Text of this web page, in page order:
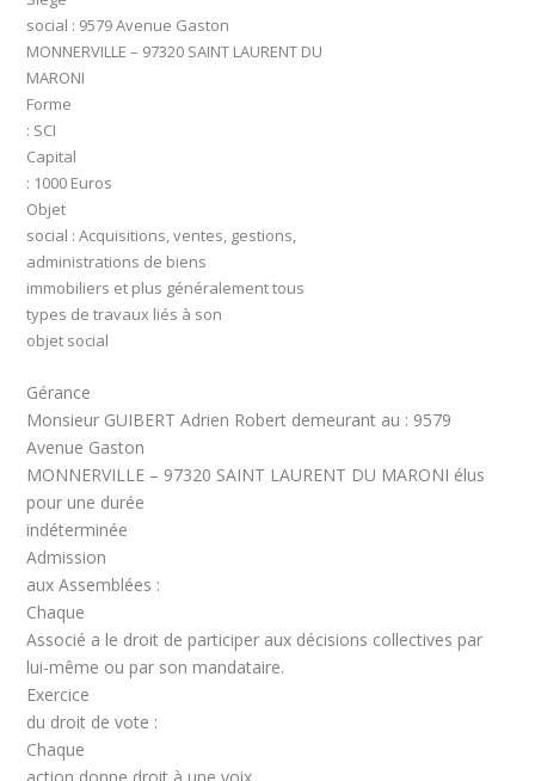
social : 9579 Avenue Gaston
MONNERVILLE – 97320 SAINT LAURENT DU
MARONI
Forme
: SCI
Capital
: 1000 Euros
Objet
social : Acquisitions, ventes, gestions,
administrations de biens
immobiliers et plus généralement tous
types de travaux liés à son
objet social
Gérance
Monsieur GUIBERT Adrien Robert demeurant au : 9579
Avenue Gaston
MONNERVILLE – 97320 SAINT LAURENT DU MARONI élus
pour une durée
indéterminée
Admission
aux Assemblées :
Chaque
Associé a le droit de participer aux décisions collectives par
lui-même ou par son mandataire.
Exercice
du droit de vote :
Chaque
action donne droit à une voix.